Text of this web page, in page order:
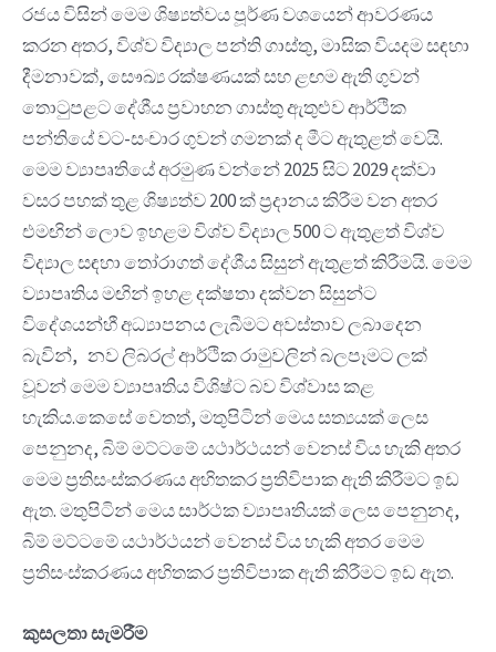
රජය විසින් මෙම ශිෂ්‍යත්වය පූර්ණ වශයෙන් ආවරණය
කරන අතර, විශ්ව විද්‍යාල පන්ති ගාස්තු, මාසික වියදම සඳහා
දීමනාවක්, සෞඛ්‍ය රක්ෂණයක් සහ ළඟම ඇති ගුවන්
තොටුපළට දේශීය ප්‍රවාහන ගාස්තු ඇතුළුව ආර්ථික
පන්තියේ වට-සංචාර ගුවන් ගමනක් ද මීට ඇතුළත් වෙයි.
මෙම ව්‍යාපෘතියේ අරමුණ වන්නේ 2025 සිට 2029 දක්වා
වසර පහක් තුළ ශිෂ්‍යත්ව 200 ක් ප්‍රදානය කිරීම වන අතර
එමඟින් ලොව ඉහළම විශ්ව විද්‍යාල 500 ට ඇතුළත් විශ්ව
විද්‍යාල සඳහා තෝරාගත් දේශීය සිසුන් ඇතුළත් කිරීමයි. මෙම
ව්‍යාපෘතිය මඟින් ඉහළ දක්ෂතා දක්වන සිසුන්ට
විදේශයන්හී අධ්‍යාපනය ලැබීමට අවස්තාව ලබාදෙන
බැවින්, නව ලිබරල් ආර්ථික රාමුවලින් බලපෑමට ලක්
වූවන් මෙම ව්‍යාපෘතිය විශිෂ්ට බව විශ්වාස කළ
හැකිය.කෙසේ වෙතත්, මතුපිටින් මෙය සත්‍යයක් ලෙස
පෙනුනද, බිම් මට්ටමේ යථාර්ථයන් වෙනස් විය හැකි අතර
මෙම ප්‍රතිසංස්කරණය අහිතකර ප්‍රතිවිපාක ඇති කිරීමට ඉඩ
ඇත. මතුපිටින් මෙය සාර්ථක ව්‍යාපෘතියක් ලෙස පෙනුනද,
බිම් මට්ටමේ යථාර්ථයන් වෙනස් විය හැකි අතර මෙම
ප්‍රතිසංස්කරණය අහිතකර ප්‍රතිවිපාක ඇති කිරීමට ඉඩ ඇත.
කුසලතා සැමරීම